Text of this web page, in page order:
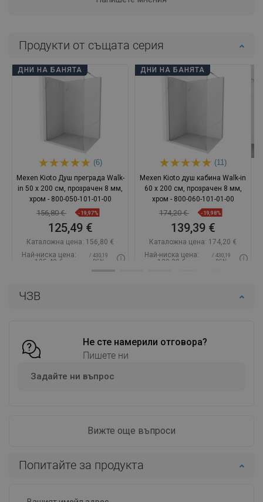
ЧЗВ
Не сте намерили отговора?
Пишете ни
Задайте ни въпрос
Вижте още въпроси
Попитайте за продукта
Продукти от същата серия
ДНИ НА БАНЯТА
(6)
Mexen Kioto Душ преграда Walk-
in 50 x 200 см, прозрачен 8 мм,
хром - 800-050-101-01-00
156,80 € -19,97%
125,49 €
Каталожна цена: 156,80 €
Най-ниска цена:
125,49 €
/ 430,19
BGN
Добави в количката
ДНИ НА БАНЯТА
(11)
Mexen Kioto душ кабина Walk-in
60 x 200 см, прозрачен 8 мм,
хром - 800-060-101-01-00
174,20 € -19,98%
139,39 €
Каталожна цена: 174,20 €
Най-ниска цена:
139,39 €
/ 430,19
BGN
Добави в количката